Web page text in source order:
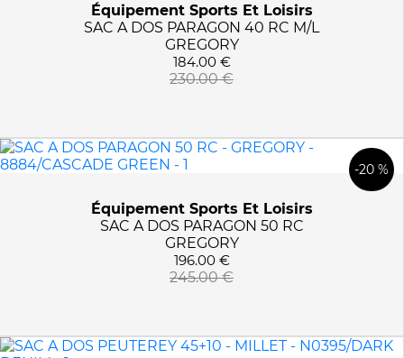
Équipement Sports Et Loisirs
SAC A DOS PARAGON 40 RC M/L
GREGORY
184.00 €
230.00 €
-20 %
Équipement Sports Et Loisirs
SAC A DOS PARAGON 50 RC
GREGORY
196.00 €
245.00 €